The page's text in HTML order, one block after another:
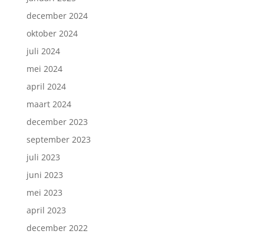
december 2024
oktober 2024
juli 2024
mei 2024
april 2024
maart 2024
december 2023
september 2023
juli 2023
juni 2023
mei 2023
april 2023
december 2022